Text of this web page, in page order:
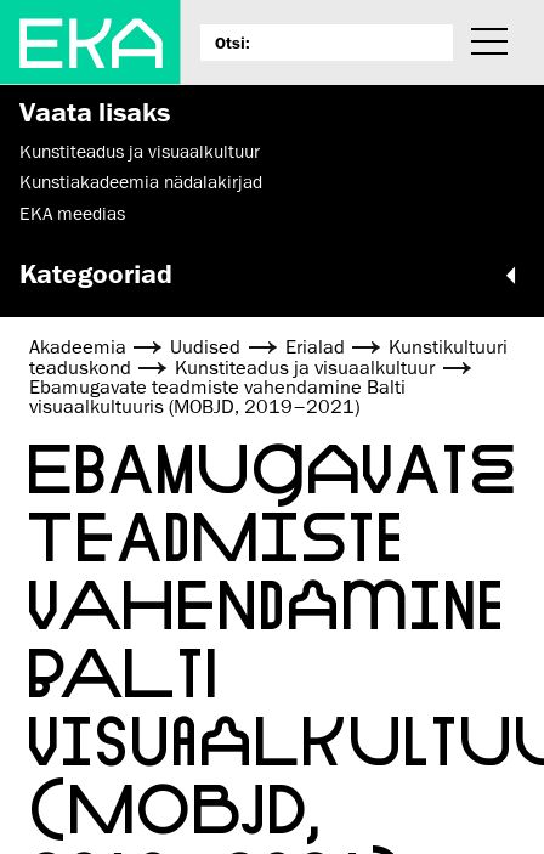
Vaata lisaks
Kunstiteadus ja visuaalkultuur
Kunstiakadeemia nädalakirjad
EKA meedias
Kategooriad
Akadeemia Uudised Erialad
Kunsti­kultuuri
teaduskond
Kunstiteadus ja visuaalkultuur
Ebamugavate teadmiste vahendamine Balti
visuaalkultuuris (MOBJD, 2019–2021)
EBAMUGAVATE
TEADMISTE
VAHENDAMINE
BALTI
(MOBJD,